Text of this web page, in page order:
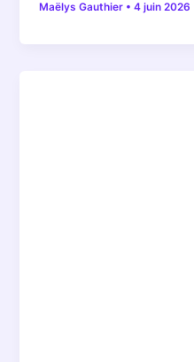
Maëlys Gauthier •4 juin 2026